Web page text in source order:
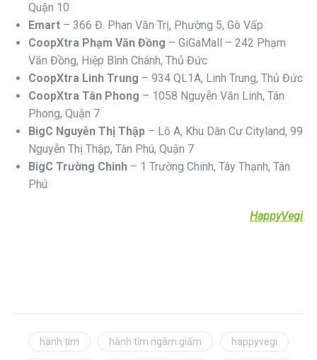
Quận 10
Emart – 366 Đ. Phan Văn Trị, Phường 5, Gò Vấp
CoopXtra Phạm Văn Đồng – GiGaMall – 242 Phạm
Văn Đồng, Hiệp Bình Chánh, Thủ Đức
CoopXtra Linh Trung – 934 QL1A, Linh Trung, Thủ Đức
CoopXtra Tân Phong – 1058 Nguyễn Văn Linh, Tân
Phong, Quận 7
BigC Nguyễn Thị Thập – Lô A, Khu Dân Cư Cityland, 99
Nguyễn Thị Thập, Tân Phú, Quận 7
BigC Trường Chinh – 1 Trường Chinh, Tây Thạnh, Tân
Phú
HappyVegi
hành tím hành tím ngâm giấm happyvegi